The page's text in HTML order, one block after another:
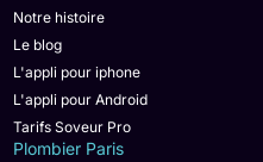
Notre histoire
Le blog
L'appli pour iphone
L'appli pour Android
Tarifs Soveur Pro
Plombier Paris